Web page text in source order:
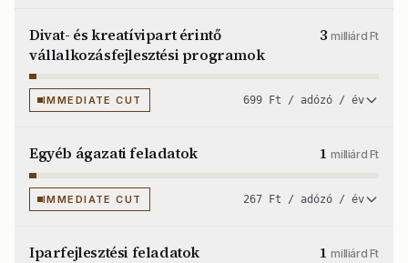
Divat- és kreatívipart érintő
vállalkozásfejlesztési programok
3milliárd Ft
IMMEDIATE CUT 699 Ft / adózó / év
Egyéb ágazati feladatok 1milliárd Ft
IMMEDIATE CUT 267 Ft / adózó / év
Iparfejlesztési feladatok 1milliárd Ft